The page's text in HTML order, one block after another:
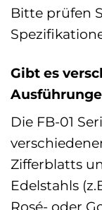
Bitte prüfen
Gibt es
Die FB-01
Zifferblatts
Edelstahls